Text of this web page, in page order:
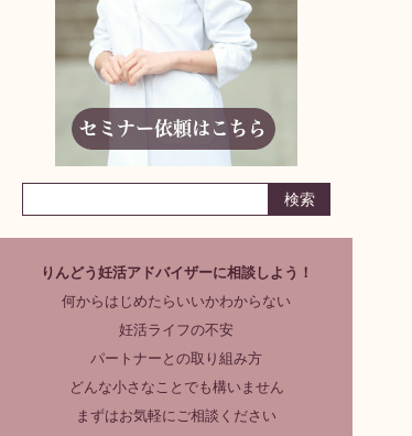
りんどう妊活アドバイザーに相談しよう！
何からはじめたらいいかわからない
妊活ライフの不安
パートナーとの取り組み方
どんな小さなことでも構いません
まずはお気軽にご相談ください